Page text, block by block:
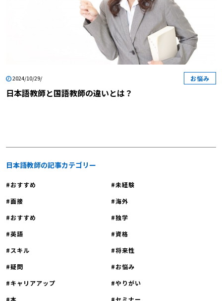
2024/10/29/ お悩み
日本語教師と国語教師の違いとは？
日本語教師の記事カテゴリー
おすすめ
未経験
面接
海外
おすすめ
独学
英語
資格
スキル
将来性
疑問
お悩み
キャリアアップ
やりがい
本
セミナー